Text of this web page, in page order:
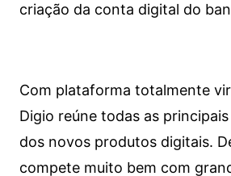
criação da conta digital do
Com plataforma totalmente
Digio reúne todas as
dos novos produtos digitais.
compete muito bem com